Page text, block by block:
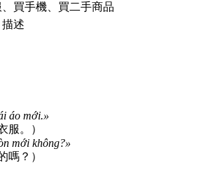
買手機、買二手商品
述
áo mới.»
服。）
mới không?»
嗎？）